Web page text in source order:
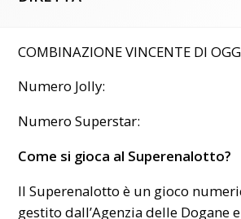
COMBINAZIONE VINCENTE DI
Numero Jolly:
Numero Superstar:
Come si gioca al Superenalotto?
Il Superenalotto è un gioco
gestito dall’Agenzia delle Dogane